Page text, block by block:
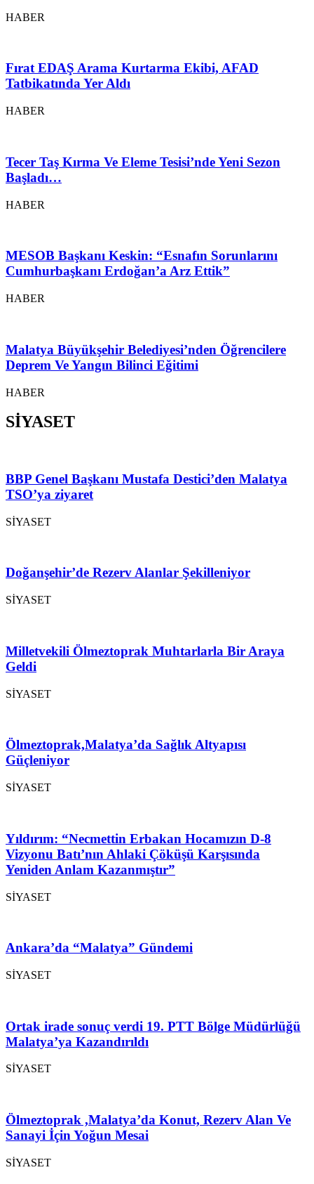
HABER
Fırat EDAŞ Arama Kurtarma Ekibi, AFAD
Tatbikatında Yer Aldı
HABER
Tecer Taş Kırma Ve Eleme Tesisi’nde Yeni Sezon
Başladı…
HABER
MESOB Başkanı Keskin: “Esnafın Sorunlarını
Cumhurbaşkanı Erdoğan’a Arz Ettik”
HABER
Malatya Büyükşehir Belediyesi’nden Öğrencilere
Deprem Ve Yangın Bilinci Eğitimi
HABER
SİYASET
BBP Genel Başkanı Mustafa Destici’den Malatya
TSO’ya ziyaret
SİYASET
Doğanşehir’de Rezerv Alanlar Şekilleniyor
SİYASET
Milletvekili Ölmeztoprak Muhtarlarla Bir Araya
Geldi
SİYASET
Ölmeztoprak,Malatya’da Sağlık Altyapısı
Güçleniyor
SİYASET
Yıldırım: “Necmettin Erbakan Hocamızın D-8
Vizyonu Batı’nın Ahlaki Çöküşü Karşısında
Yeniden Anlam Kazanmıştır”
SİYASET
Ankara’da “Malatya” Gündemi
SİYASET
Ortak irade sonuç verdi 19. PTT Bölge Müdürlüğü
Malatya’ya Kazandırıldı
SİYASET
Ölmeztoprak ,Malatya’da Konut, Rezerv Alan Ve
Sanayi İçin Yoğun Mesai
SİYASET